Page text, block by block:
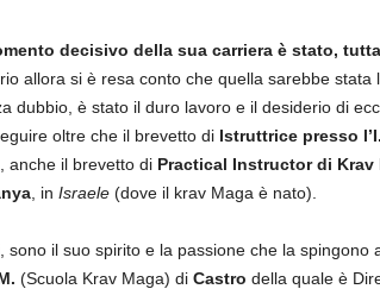
decisivo della sua carriera è stato,
allora si è resa conto che quella sarebbe
dubbio, è stato il duro lavoro e il desiderio di
oltre che il brevetto di Istruttrice presso
anche il brevetto di Practical Instructor di Krav
, in Israele(dove il krav Maga è nato).
sono il suo spirito e la passione che la spingono
(Scuola Krav Maga) di Castro della quale è